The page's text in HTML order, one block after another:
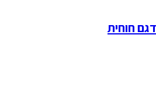
חוחית